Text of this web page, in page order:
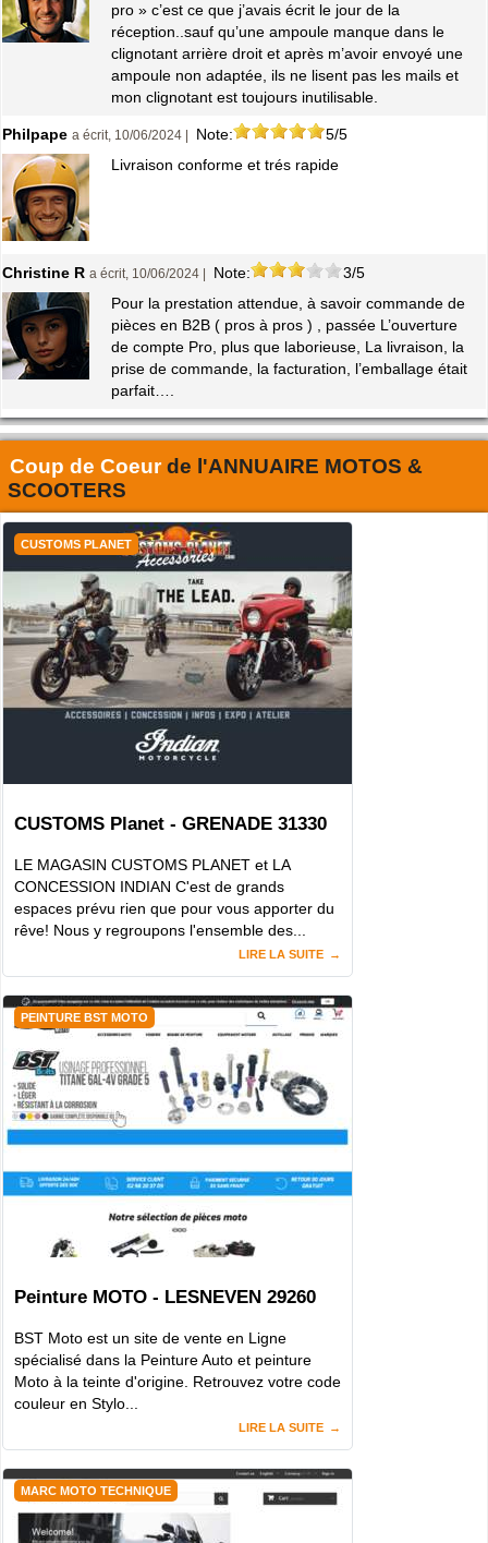
pro » c’est ce que j’avais écrit le jour de la
réception..sauf qu’une ampoule manque dans le
clignotant arrière droit et après m’avoir envoyé une
ampoule non adaptée, ils ne lisent pas les mails et
mon clignotant est toujours inutilisable.
Philpape a écrit, 10/06/2024 | Note:
5/5
Livraison conforme et trés rapide
Christine R a écrit, 10/06/2024 | Note:
3/5
Pour la prestation attendue, à savoir commande de
pièces en B2B ( pros à pros ) , passée L’ouverture
de compte Pro, plus que laborieuse, La livraison, la
prise de commande, la facturation, l’emballage était
parfait….
Coup de Coeurde l'ANNUAIRE MOTOS &
SCOOTERS
CUSTOMS PLANET
CUSTOMS Planet - GRENADE 31330
LE MAGASIN CUSTOMS PLANET et LA
CONCESSION INDIAN C'est de grands
espaces prévu rien que pour vous apporter du
rêve! Nous y regroupons l'ensemble des...
LIRE LA SUITE
PEINTURE BST MOTO
Peinture MOTO - LESNEVEN 29260
BST Moto est un site de vente en Ligne
spécialisé dans la Peinture Auto et peinture
Moto à la teinte d'origine. Retrouvez votre code
couleur en Stylo...
LIRE LA SUITE
MARC MOTO TECHNIQUE